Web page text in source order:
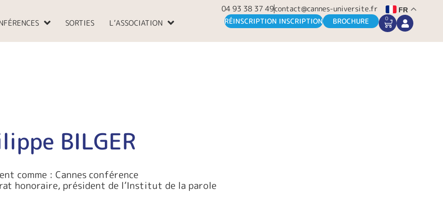
04 93 38 37 49contact@cannes-universite.fr FR
SORTIES L’ASSOCIATION RÉINSCRIPTION INSCRIPTION BROCHURE 0
CART
BILGER
comme : Cannes conférence
honoraire, président de l’Institut de la parole